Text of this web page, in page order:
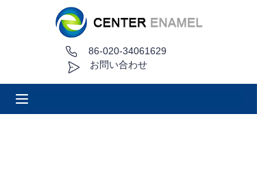
お問い合わせ
86-020-34061629
について